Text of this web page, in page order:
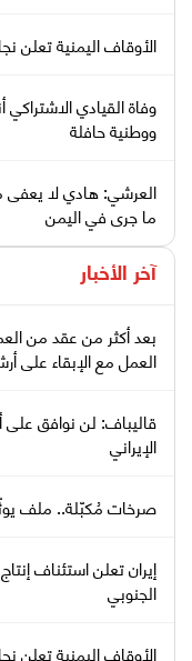
الأوقاف اليمنية تعلن
وفاة القيادي
ووطنية حافلة
العرشي: هادي لا يعفى
ما جرى في اليمن
آخر الأخبار
بعد أكثر من عقد من
العمل مع الإبقاء على
قاليباف: لن نوافق
الإيراني
صرخات مُكبّلة.. ملف
إيران تعلن استئناف
الجنوبي
الأوقاف اليمنية تعلن